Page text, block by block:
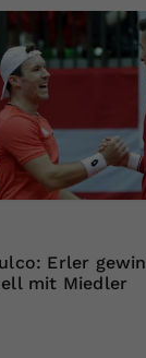
Erler
mit Miedler